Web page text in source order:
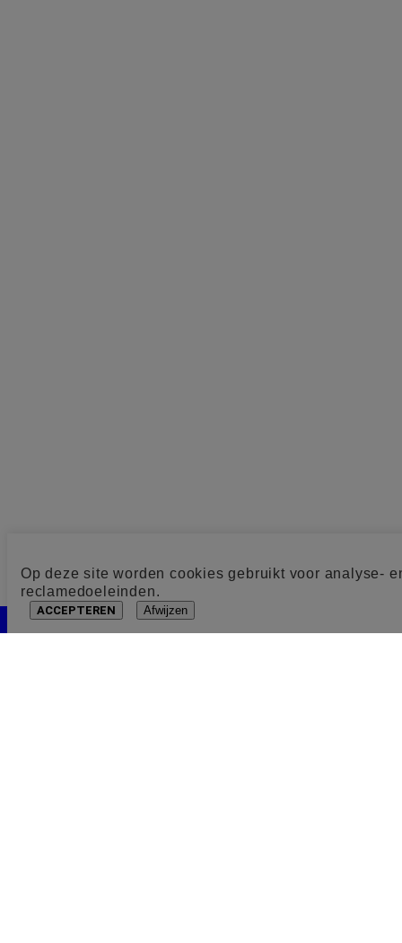
Op deze site worden cookies gebruikt voor analyse-
reclamedoeleinden.
ACCEPTEREN Afwijzen
Cookie toestemming